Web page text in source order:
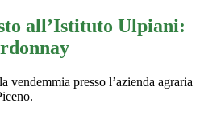
all’Istituto Ulpiani:
vendemmia presso l’azienda agraria